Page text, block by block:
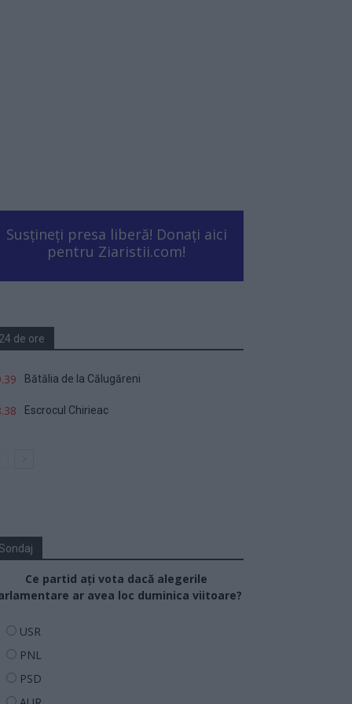
Susțineți presa liberă! Donați aici
pentru Ziaristii.com!
24 de ore
Bătălia de la Călugăreni
Escrocul Chirieac
Ce partid ați vota dacă alegerile
ar avea loc duminica viitoare?
USR
PNL
PSD